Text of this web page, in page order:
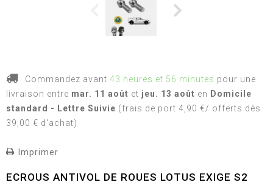
Commandez avant 43 heures et 56 minutes pour une
livraison entre mar. 11 août et jeu. 13 août en Domicile
standard - Lettre Suivie (frais de port 4,90 €/ offerts dès
39,00 € d'achat)
Imprimer
ECROUS ANTIVOL DE ROUES LOTUS EXIGE S2